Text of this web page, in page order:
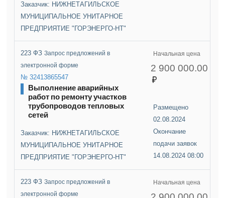
Заказчик: НИЖНЕТАГИЛЬСКОЕ
МУНИЦИПАЛЬНОЕ УНИТАРНОЕ
ПРЕДПРИЯТИЕ "ГОРЭНЕРГО-НТ"
223 ФЗЗапрос предложений в
электронной форме
№ 32413865547
Выполнение аварийных
работ по ремонту участков
трубопроводов тепловых
сетей
Заказчик: НИЖНЕТАГИЛЬСКОЕ
МУНИЦИПАЛЬНОЕ УНИТАРНОЕ
ПРЕДПРИЯТИЕ "ГОРЭНЕРГО-НТ"
Начальная цена
2 900 000.00
Размещено
02.08.2024
Окончание
подачи заявок
14.08.2024 08:00
223 ФЗЗапрос предложений в
электронной форме
Начальная цена